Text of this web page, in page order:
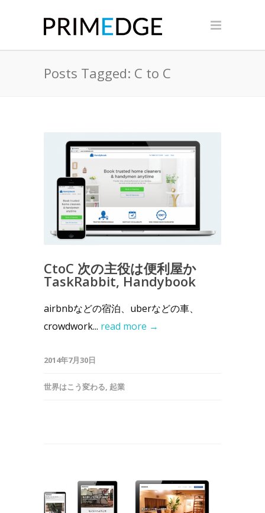
Posts Tagged: C to C
CtoC 次の主役は便利屋か
TaskRabbit, Handybook
airbnbなどの宿泊、uberなどの車、
crowdwork... read more →
2014年7月30日
世界はこう変わる 起業